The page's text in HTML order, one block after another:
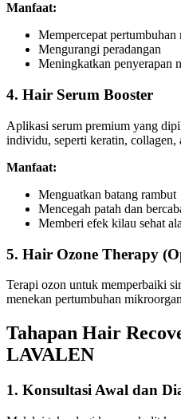
Manfaat:
Mempercepat pertumbuhan
Mengurangi peradangan
Meningkatkan penyerapan
4. Hair Serum Booster
Aplikasi serum premium yang
individu, seperti keratin, collagen,
Manfaat:
Menguatkan batang rambut
Mencegah patah dan
Memberi efek kilau sehat
5. Hair Ozone Therapy
Terapi ozon untuk memperbaiki
menekan pertumbuhan
Tahapan Hair
LAVALEN
1. Konsultasi Awal dan